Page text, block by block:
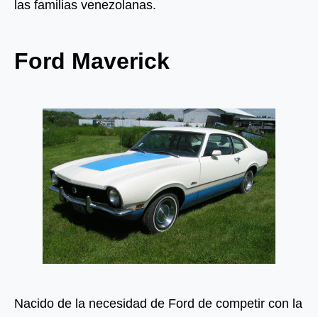
las familias venezolanas.
Ford Maverick
Nacido de la necesidad de Ford de competir con la